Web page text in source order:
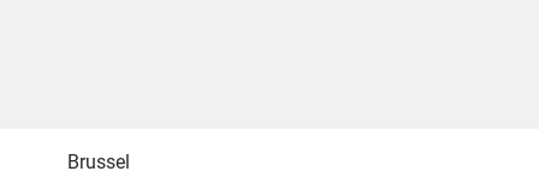
Brussel